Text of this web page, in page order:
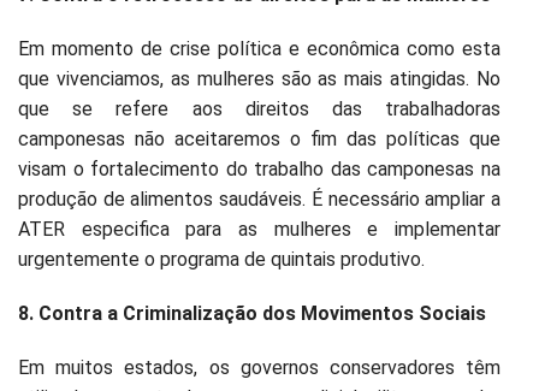
Em momento de crise política e econômica como esta
que vivenciamos, as mulheres são as mais atingidas. No
que se refere aos direitos das trabalhadoras
camponesas não aceitaremos o fim das políticas que
visam o fortalecimento do trabalho das camponesas na
produção de alimentos saudáveis. É necessário ampliar a
ATER especifica para as mulheres e implementar
urgentemente o programa de quintais produtivo.
8. Contra a Criminalização dos Movimentos Sociais
Em muitos estados, os governos conservadores têm